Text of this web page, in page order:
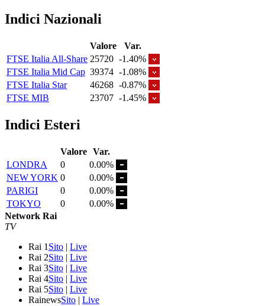
Indici Nazionali
Valore
Var.
FTSE Italia All-Share 25720 -1.40%
FTSE Italia Mid Cap 39374 -1.08%
FTSE Italia Star
46268 -0.87%
FTSE MIB
23707 -1.45%
Indici Esteri
Valore Var.
LONDRA
0
0.00%
NEW YORK 0
0.00%
PARIGI
0
0.00%
TOKYO
0
0.00%
Network Rai
TV
Rai 1 Sito | Live
Rai 2Sito | Live
Rai 3Sito | Live
Rai 4Sito | Live
Rai 5Sito | Live
RainewsSito | Live